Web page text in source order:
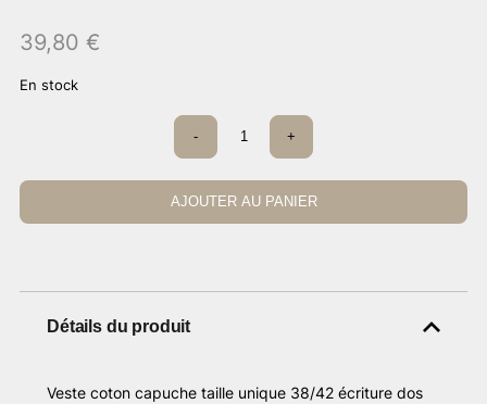
39,80 €
En stock
quantité
Veste
CDS
choco
- +
AJOUTER AU PANIER
Détails du produit
Veste coton capuche taille unique 38/42 écriture dos